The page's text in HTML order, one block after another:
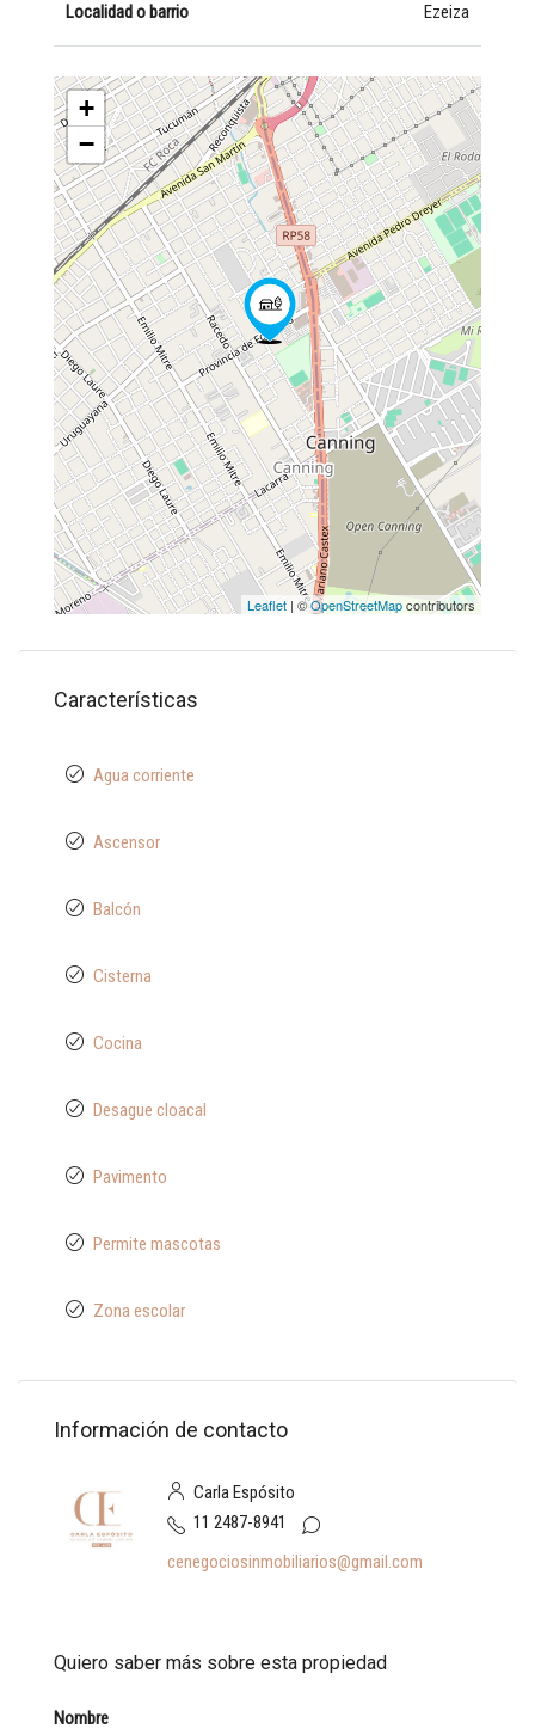
Localidad o barrio Ezeiza
+
−
Leaflet | ©OpenStreetMapcontributors
Características
Agua corriente
Ascensor
Balcón
Cisterna
Cocina
Desague cloacal
Pavimento
Permite mascotas
Zona escolar
Información de contacto
Carla Espósito
11 2487-8941
cenegociosinmobiliarios@gmail.com
Quiero saber más sobre esta propiedad
Nombre